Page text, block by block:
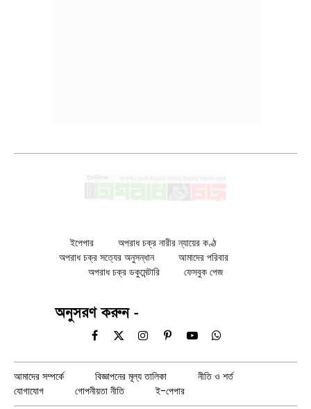
ইপেপার
অপরাধ চক্র নারীর ন্যায়ের কণ্ঠ
অপরাধ চক্র সত্যের অনুসন্ধান
আমাদের পরিবার
অপরাধ চক্র ডকুমেন্টারি
ফেসবুক পেজ
অনুসরণ করুন -
Facebook
X
InstagramPinterestYouTubeWhatsApp
আমাদের সম্পর্কে বিজ্ঞাপনের মূল্য তালিকা
নীতি ও শর্ত
যোগাযোগ
গোপনীয়তা নীতি ই-পেপার